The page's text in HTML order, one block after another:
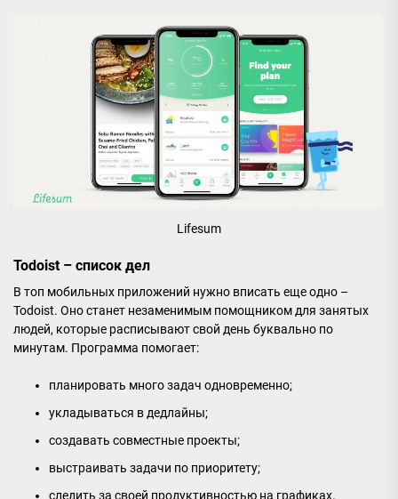
Lifesum
Todoist – список дел
В топ мобильных приложений нужно вписать еще одно –
Todoist. Оно станет незаменимым помощником для занятых
людей, которые расписывают свой день буквально по
минутам. Программа помогает:
планировать много задач одновременно;
укладываться в дедлайны;
создавать совместные проекты;
выстраивать задачи по приоритету;
следить за своей продуктивностью на графиках.